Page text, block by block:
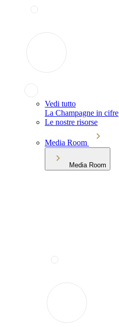
Vedi tutto
La Champagne in cifre
Le nostre risorse
Media Room
Media Room